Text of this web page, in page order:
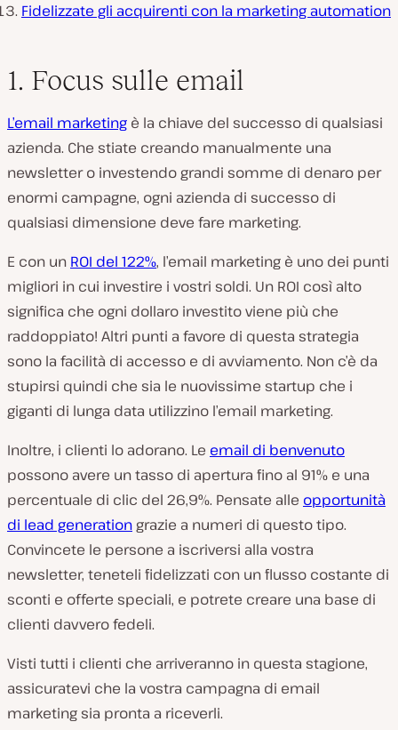
Fidelizzate gli acquirenti con la marketing automation
1. Focus sulle email
L’email marketing è la chiave del successo di qualsiasi
azienda. Che stiate creando manualmente una
newsletter o investendo grandi somme di denaro per
enormi campagne, ogni azienda di successo di
qualsiasi dimensione deve fare marketing.
E con un ROI del 122%, l’email marketing è uno dei punti
migliori in cui investire i vostri soldi. Un ROI così alto
significa che ogni dollaro investito viene più che
raddoppiato! Altri punti a favore di questa strategia
sono la facilità di accesso e di avviamento. Non c’è da
stupirsi quindi che sia le nuovissime startup che i
giganti di lunga data utilizzino l’email marketing.
Inoltre, i clienti lo adorano. Le email di benvenuto
possono avere un tasso di apertura fino al 91% e una
percentuale di clic del 26,9%. Pensate alle opportunità
di lead generation grazie a numeri di questo tipo.
Convincete le persone a iscriversi alla vostra
newsletter, teneteli fidelizzati con un flusso costante di
sconti e offerte speciali, e potrete creare una base di
clienti davvero fedeli.
Visti tutti i clienti che arriveranno in questa stagione,
assicuratevi che la vostra campagna di email
marketing sia pronta a riceverli.